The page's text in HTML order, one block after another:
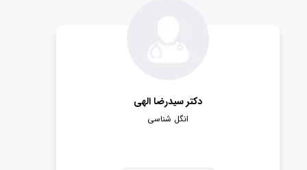
دکتر سیدرضا الهی
انگل شناسی